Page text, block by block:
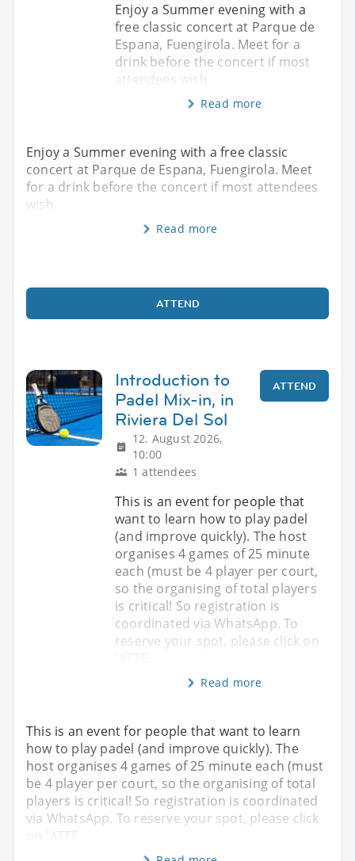
Enjoy a Summer evening with a
free classic concert at Parque de
Espana, Fuengirola. Meet for a
drink before the concert if most
attendees wish.
Read more
Enjoy a Summer evening with a free classic
concert at Parque de Espana, Fuengirola. Meet
for a drink before the concert if most attendees
wish.
Read more
ATTEND
Introduction to
Padel Mix-in, in
Riviera Del Sol
12. August 2026,
10:00
1 attendees
ATTEND
This is an event for people that
want to learn how to play padel
(and improve quickly). The host
organises 4 games of 25 minute
each (must be 4 player per court,
so the organising of total players
is critical! So registration is
coordinated via WhatsApp. To
reserve your spot, please click on
Read more
This is an event for people that want to learn
how to play padel (and improve quickly). The
host organises 4 games of 25 minute each (must
be 4 player per court, so the organising of total
players is critical! So registration is coordinated
via WhatsApp. To reserve your spot, please click
on "ATTE